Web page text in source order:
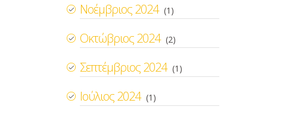
Νοέμβριος 2024 (1)
Οκτώβριος 2024 (2)
Σεπτέμβριος 2024 (1)
Ιούλιος 2024 (1)